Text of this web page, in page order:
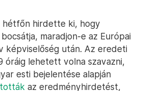
hétfőn hirdette ki, hogy
maradjon-e az Európai
képviselőség után. Az eredeti
óráig lehetett volna szavazni,
esti bejelentése alapján
az eredményhirdetést,